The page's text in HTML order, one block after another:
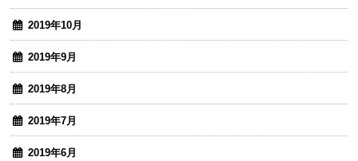
2019年10月
2019年9月
2019年8月
2019年7月
2019年6月